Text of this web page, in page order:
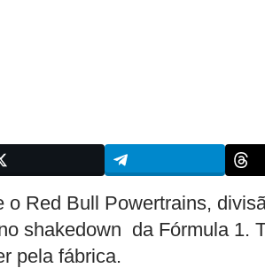
o Red Bull Powertrains,
shakedown da Fórmula 1.
pela fábrica.